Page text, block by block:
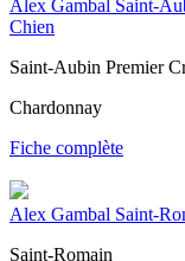
Alex Gambal Saint-
Chien
Saint-Aubin Premier
Chardonnay
Fiche complète
Alex Gambal Saint-
Saint-Romain